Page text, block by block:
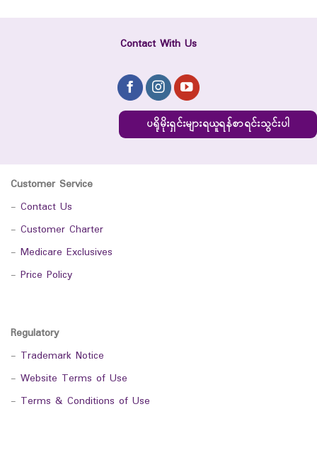
Contact With Us
ပရိုမိုးရှင်းများရယူရန်စာရင်းသွင်းပါ
Customer Service
- Contact Us
- Customer Charter
- Medicare Exclusives
- Price Policy
Regulatory
- Trademark Notice
- Website Terms of Use
- Terms & Conditions of Use